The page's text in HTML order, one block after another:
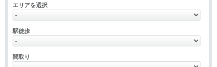
エリアを選択
駅徒歩
間取り